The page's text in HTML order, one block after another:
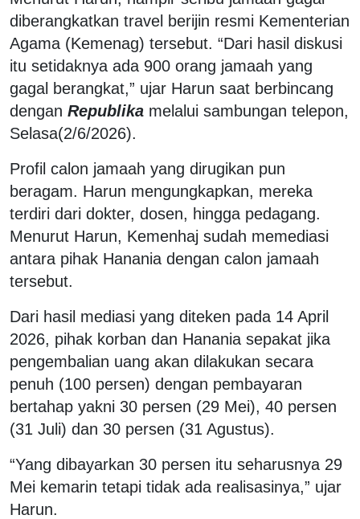
diberangkatkan travel berijin resmi Kementerian
Agama (Kemenag) tersebut. “Dari hasil diskusi
itu setidaknya ada 900 orang jamaah yang
gagal berangkat,” ujar Harun saat berbincang
dengan Republika melalui sambungan telepon,
Selasa(2/6/2026).
Profil calon jamaah yang dirugikan pun
beragam. Harun mengungkapkan, mereka
terdiri dari dokter, dosen, hingga pedagang.
Menurut Harun, Kemenhaj sudah memediasi
antara pihak Hanania dengan calon jamaah
tersebut.
Dari hasil mediasi yang diteken pada 14 April
2026, pihak korban dan Hanania sepakat jika
pengembalian uang akan dilakukan secara
penuh (100 persen) dengan pembayaran
bertahap yakni 30 persen (29 Mei), 40 persen
(31 Juli) dan 30 persen (31 Agustus).
“Yang dibayarkan 30 persen itu seharusnya 29
Mei kemarin tetapi tidak ada realisasinya,” ujar
Harun.